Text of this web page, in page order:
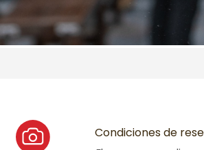
Condiciones de